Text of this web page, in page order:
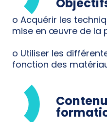
o Acquérir les
mise en œuvre de la
o Utiliser les
fonction des